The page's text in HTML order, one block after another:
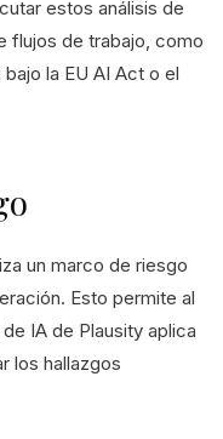
estos análisis de
flujos de trabajo, como
la EU AI Act o el
un marco de riesgo
Esto permite al
IA de Plausity aplica
los hallazgos